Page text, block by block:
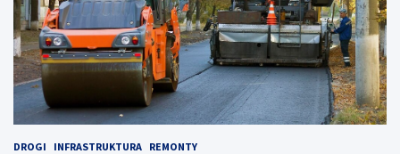
DROGI INFRASTRUKTURA REMONTY